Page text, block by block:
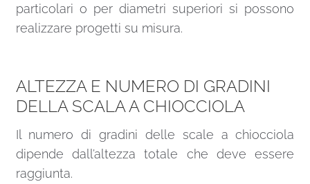
particolari o per diametri superiori si possono
realizzare progetti su misura.
ALTEZZA E NUMERO DI GRADINI
DELLA SCALA A CHIOCCIOLA
Il numero di gradini delle scale a chiocciola
dipende dall’altezza totale che deve essere
raggiunta.